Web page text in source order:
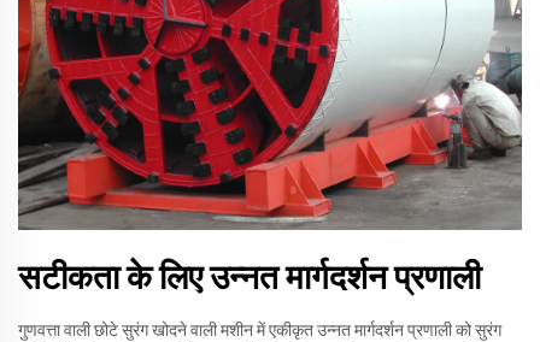
सटीकता के लिए उन्नत मार्गदर्शन प्रणाली
गुणवत्ता वाली छोटे सुरंग खोदने वाली मशीन में एकीकृत उन्नत मार्गदर्शन प्रणाली को सुरंग